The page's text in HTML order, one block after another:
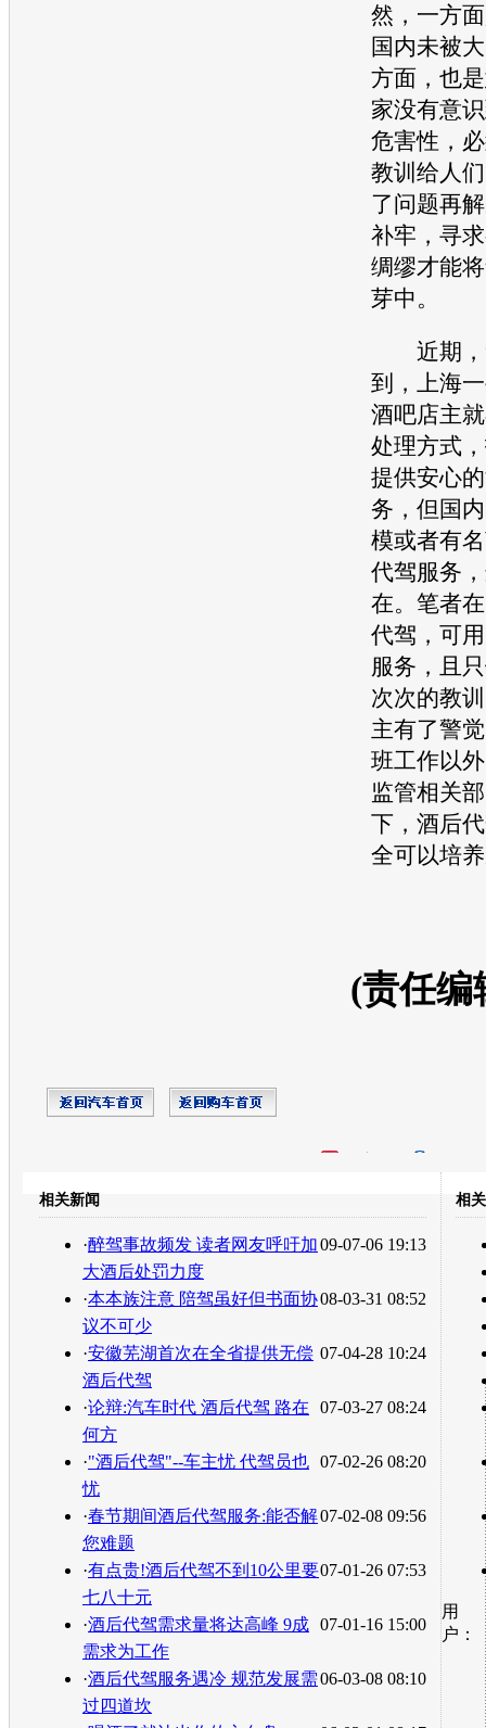
然，一方
国内未被
方面，也
家没有意
危害性，
教训给人
了问题再
补牢，寻
绸缪才能
芽中。
近期，
到，上海
酒吧店主
处理方式
提供安心
务，但国
模或者有
代驾服务
在。笔者
代驾，可
服务，且
次次的教
主有了警
班工作以
监管相关
下，酒后
全可以培
(责任编
转发至：
相关新闻
09-07-06 19:13
·醉驾事故频发 读者网友呼吁加
大酒后处罚力度
08-03-31 08:52
·本本族注意 陪驾虽好但书面协
议不可少
07-04-28 10:24
·安徽芜湖首次在全省提供无偿
酒后代驾
07-03-27 08:24
·论辩:汽车时代 酒后代驾 路在
何方
07-02-26 08:20
·"酒后代驾"--车主忧 代驾员也
忧
07-02-08 09:56
·春节期间酒后代驾服务:能否解
您难题
07-01-26 07:53
·有点贵!酒后代驾不到10公里要
七八十元
07-01-16 15:00
·酒后代驾需求量将达高峰 9成
需求为工作
06-03-08 08:10
·酒后代驾服务遇冷 规范发展需
过四道坎
相
用
户：